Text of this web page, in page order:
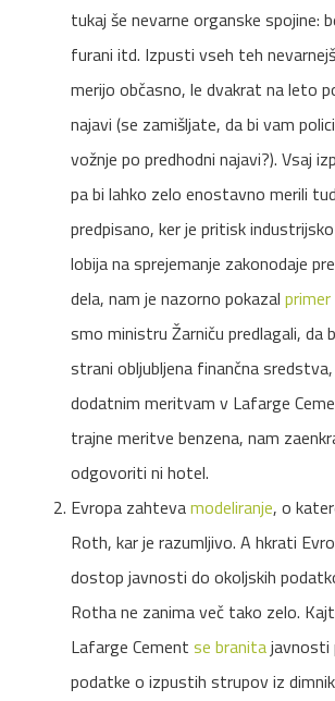
tukaj še nevarne organske spojine:
furani itd. Izpusti vseh teh
merijo občasno, le dvakrat na leto
najavi (se zamišljate, da bi vam
vožnje po predhodni najavi?). Vsaj
pa bi lahko zelo enostavno merili
predpisano, ker je pritisk
lobija na sprejemanje zakonodaje
dela, nam je nazorno pokazal
smo ministru Žarniču predlagali, da
strani obljubljena finančna
dodatnim meritvam v Lafarge
trajne meritve benzena, nam
odgovoriti ni hotel.
Evropa zahtevamodeliranje, o
Roth, kar je razumljivo. A hkrati
dostop javnosti do okoljskih
Rotha ne zanima več tako zelo.
Lafarge Cement se branitajavnosti
podatke o izpustih strupov iz